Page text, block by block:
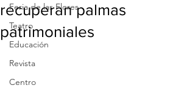
Feria de las Flores
Teatro
Educación
Revista
Centro
recuperan palmas
patrimoniales